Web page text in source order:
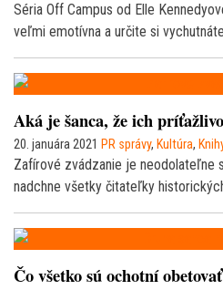
Séria Off Campus od Elle
veľmi emotívna a určite si
Aká je šanca, že ich
20. januára 2021 PR správy, Kultúra,
Zafírové zvádzanie je neodolateľne
nadchne všetky čitateľky
Čo všetko sú ochotní